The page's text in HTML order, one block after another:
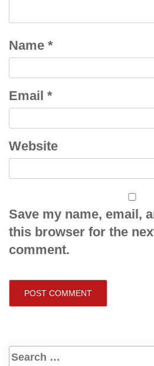
Name *
Email *
Website
Save my name, email,
this browser for the
comment.